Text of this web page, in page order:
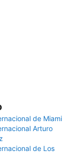
de Miami
Arturo
de Los